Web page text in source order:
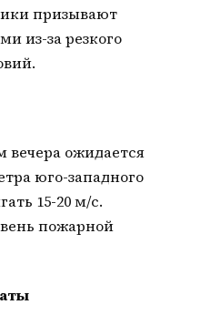
призывают
из-за резкого
вечера ожидается
юго-западного
15-20 м/с.
пожарной